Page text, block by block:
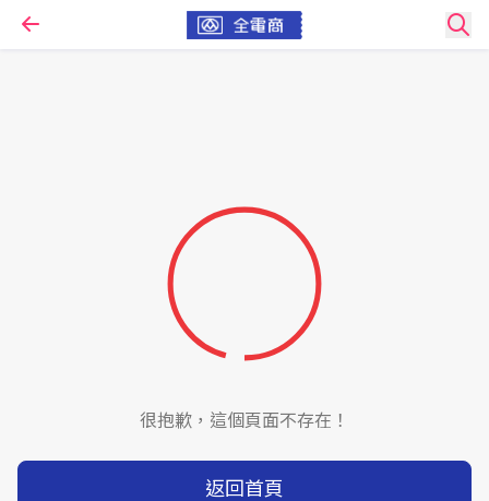
很抱歉，這個頁面不存在！
返回首頁